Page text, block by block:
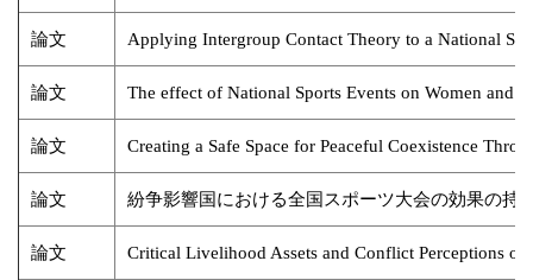
論文 Applying Intergroup Contact Theory to a National
論文 The effect of National Sports Events on Women and
論文 Creating a Safe Space for Peaceful Coexistence
論文 紛争影響国における全国スポーツ大会の効果の
論文 Critical Livelihood Assets and Conflict Perceptions of